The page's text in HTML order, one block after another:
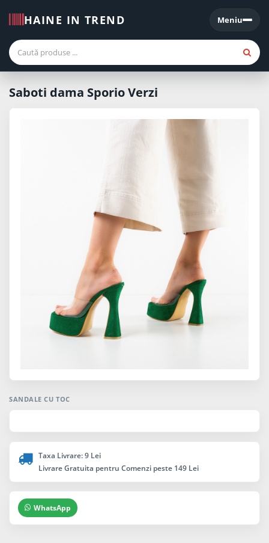
HAINE IN TREND Meniu
Meniu
Saboti dama Sporio Verzi
SANDALE CU TOC
Taxa Livrare: 9 Lei
Livrare Gratuita pentru Comenzi peste 149 Lei
WhatsApp